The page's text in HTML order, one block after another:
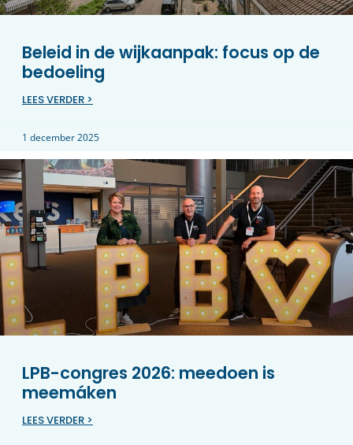
Beleid in de wijkaanpak: focus op de
bedoeling
LEES VERDER >
1 december 2025
LPB-congres 2026: meedoen is
meemáken
LEES VERDER >